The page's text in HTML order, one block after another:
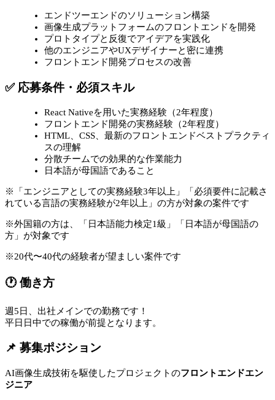
エンドツーエンドのソリューション構築
画像生成プラットフォームのフロントエンドを開発
プロトタイプと反復でアイデアを実践化
他のエンジニアやUXデザイナーと密に連携
フロントエンド開発プロセスの改善
✅ 応募条件・必須スキル
React Nativeを用いた実務経験（2年程度）
フロントエンド開発の実務経験（2年程度）
HTML、CSS、最新のフロントエンドベストプラクティ
スの理解
分散チームでの効果的な作業能力
日本語が母国語であること
※「エンジニアとしての実務経験3年以上」「必須要件に記載さ
れている言語の実務経験が2年以上」の方が対象の案件です
※外国籍の方は、「日本語能力検定1級」「日本語が母国語の
方」が対象です
※20代〜40代の経験者が望ましい案件です
🕐 働き方
週5日、出社メインでの勤務です！
平日日中での稼働が前提となります。
📌 募集ポジション
AI画像生成技術を駆使したプロジェクトのフロントエンドエン
ジニア